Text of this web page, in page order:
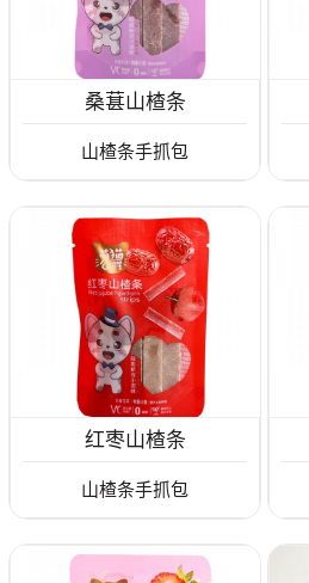
桑葚山楂条
山楂条手抓包
红枣山楂条
山楂条手抓包